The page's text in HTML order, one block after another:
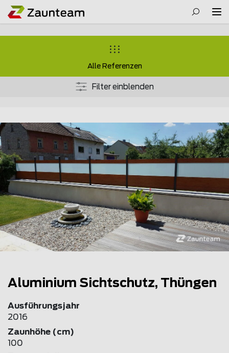
Alle Referenzen
Filter einblenden
Aluminium Sichtschutz, Thüngen
Ausführungsjahr
2016
Zaunhöhe (cm)
100